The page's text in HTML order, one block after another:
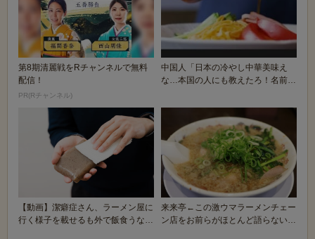
第8期清麗戦をRチャンネルで無料
配信！
PR(Rチャンネル)
中国人「日本の冷やし中華美味え
な…本国の人にも教えたろ！名前
【動画】潔癖症さん、ラーメン屋に
行く様子を載せるも外で飯食うなよ
来来亭←この激ウマラーメンチェー
ン店をお前らがほとんど語らない理